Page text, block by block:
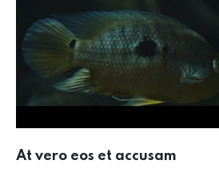
At vero eos et accusam